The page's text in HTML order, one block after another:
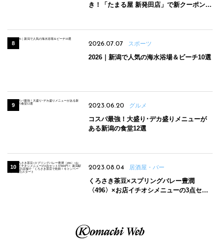
き！「たまる屋 新発田店」で新クーポン登
2026.07.07 スポーツ
2026｜新潟で人気の海水浴場＆ビーチ10選
2023.06.20 グルメ
コスパ最強！大盛り･デカ盛りメニューが
ある新潟の食堂12選
2023.08.04 居酒屋・バー
くろさき茶豆×スプリングバレー豊潤
〈496〉×お店イチオシメニューの3点セッ